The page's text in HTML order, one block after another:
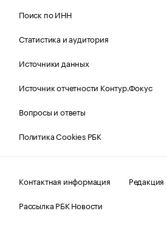
Поиск по ИНН
Статистика и аудитория
Источники данных
Источник отчетности Контур.Фокус
Вопросы и ответы
Политика Cookies РБК
Контактная информация
Редакция
Рассылка РБК Новости